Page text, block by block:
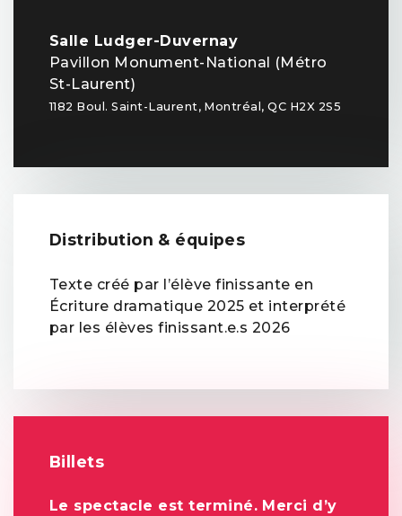
Salle Ludger-Duvernay
Pavillon Monument-National (Métro
St-Laurent)
1182 Boul. Saint-Laurent, Montréal, QC H2X 2S5
Distribution & équipes
Texte créé par l’élève finissante en
Écriture dramatique 2025 et interprété
par les élèves finissant.e.s 2026
Billets
Le spectacle est terminé. Merci d’y